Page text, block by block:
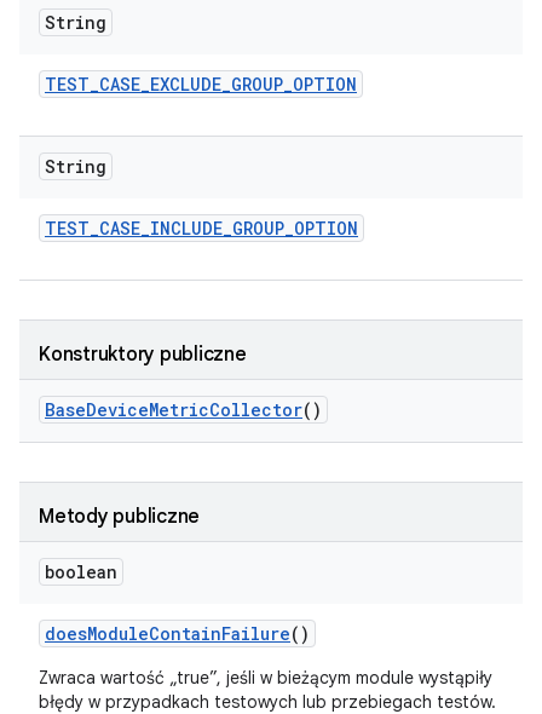
String
TEST_CASE_EXCLUDE_GROUP_OPTION
String
TEST_CASE_INCLUDE_GROUP_OPTION
Konstruktory publiczne
BaseDeviceMetricCollector()
Metody publiczne
boolean
doesModuleContainFailure()
Zwraca wartość „true”, jeśli w bieżącym module wystąpiły
błędy w przypadkach testowych lub przebiegach testów.